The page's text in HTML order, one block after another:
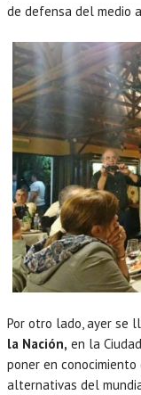
de defensa del medio
Por otro lado, ayer se
la Nación, en la
poner en
alternativas del